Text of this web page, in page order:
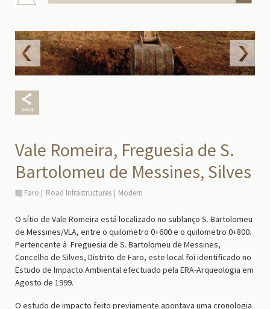
Vale Romeira, Freguesia de S.
Bartolomeu de Messines, Silves
Faro Road Infrastructures Modern
O sítio de Vale Romeira está localizado no sublanço S. Bartolomeu
de Messines/VLA, entre o quilometro 0+600 e o quilometro 0+800.
Pertencente à Freguesia de S. Bartolomeu de Messines,
Concelho de Silves, Distrito de Faro, este local foi identificado no
Estudo de Impacto Ambiental efectuado pela ERA-Arqueologia em
Agosto de 1999.
O estudo de impacto feito previamente apontava uma cronologia